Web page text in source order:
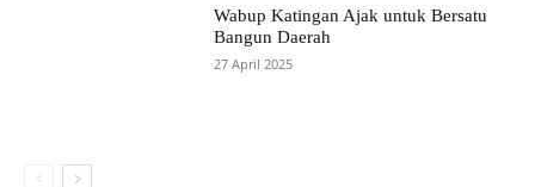
Wabup Katingan Ajak untuk Bersatu
Bangun Daerah
27 April 2025